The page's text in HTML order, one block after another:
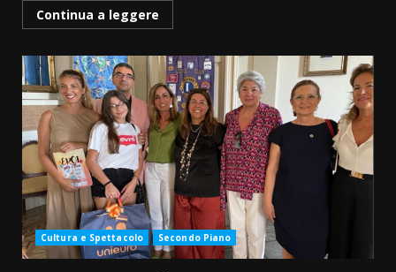
Continua a leggere
Cultura e Spettacolo Secondo Piano